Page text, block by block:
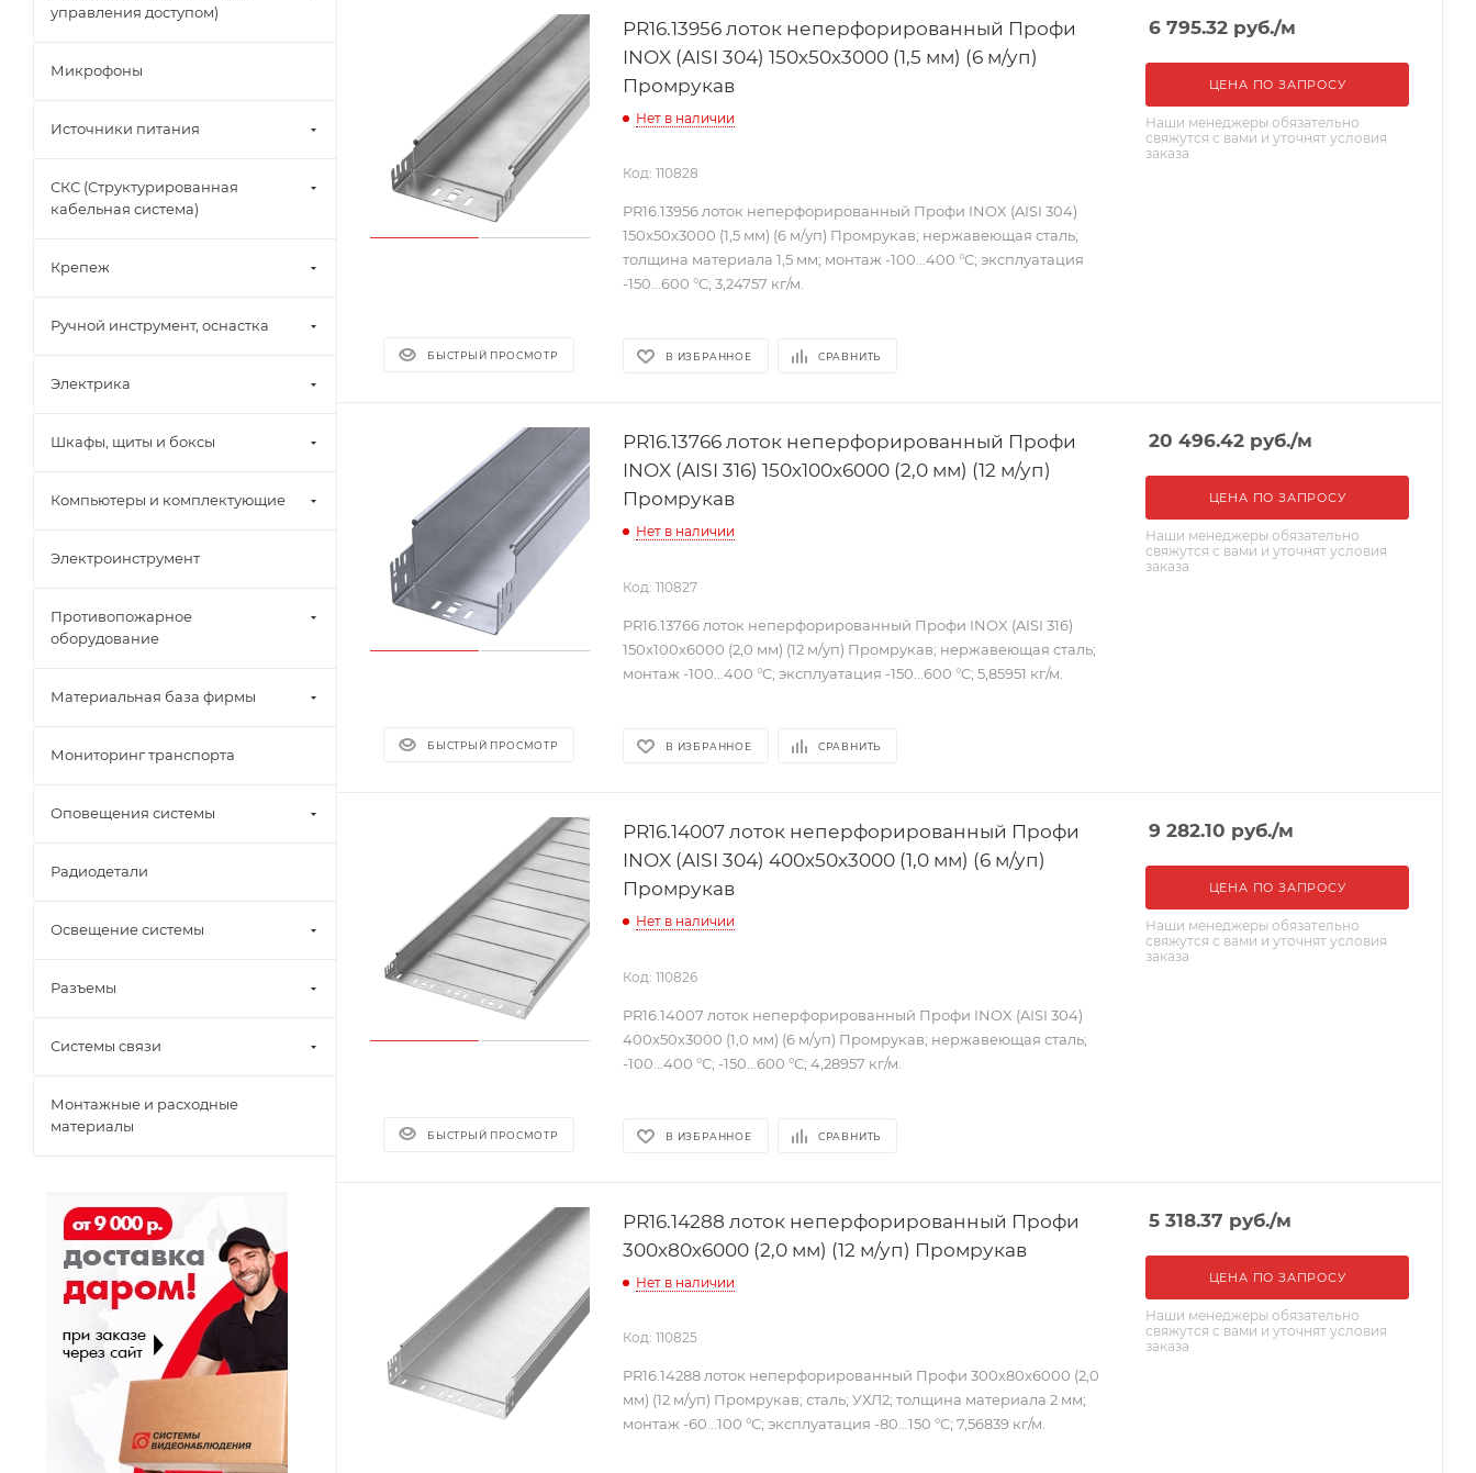
БЫСТРЫЙ ПРОСМОТР
PR16.13956 лоток неперфорированный Профи
INOX (AISI 304) 150х50х3000 (1,5 мм) (6 м/уп)
Промрукав
Нет в наличии
Код: 110828
PR16.13956 лоток неперфорированный Профи INOX (AISI 304)
150х50х3000 (1,5 мм) (6 м/уп) Промрукав; нержавеющая сталь;
толщина материала 1,5 мм; монтаж -100...400 °C; эксплуатация
-150...600 °C; 3,24757 кг/м.
В ИЗБРАННОЕ СРАВНИТЬ
6 795.32 руб./м
ЦЕНА ПО ЗАПРОСУ
Наши менеджеры обязательно
свяжутся с вами и уточнят условия
заказа
БЫСТРЫЙ ПРОСМОТР
PR16.13766 лоток неперфорированный Профи
INOX (AISI 316) 150х100х6000 (2,0 мм) (12 м/уп)
Промрукав
Нет в наличии
Код: 110827
PR16.13766 лоток неперфорированный Профи INOX (AISI 316)
150х100х6000 (2,0 мм) (12 м/уп) Промрукав; нержавеющая сталь;
монтаж -100...400 °C; эксплуатация -150...600 °C; 5,85951 кг/м.
В ИЗБРАННОЕ СРАВНИТЬ
20 496.42 руб./м
ЦЕНА ПО ЗАПРОСУ
Наши менеджеры обязательно
свяжутся с вами и уточнят условия
заказа
БЫСТРЫЙ ПРОСМОТР
PR16.14007 лоток неперфорированный Профи
INOX (AISI 304) 400х50х3000 (1,0 мм) (6 м/уп)
Промрукав
Нет в наличии
Код: 110826
PR16.14007 лоток неперфорированный Профи INOX (AISI 304)
400х50х3000 (1,0 мм) (6 м/уп) Промрукав; нержавеющая сталь;
-100...400 °C; -150...600 °C; 4,28957 кг/м.
В ИЗБРАННОЕ СРАВНИТЬ
9 282.10 руб./м
ЦЕНА ПО ЗАПРОСУ
Наши менеджеры обязательно
свяжутся с вами и уточнят условия
заказа
PR16.14288 лоток неперфорированный Профи
300х80х6000 (2,0 мм) (12 м/уп) Промрукав
Нет в наличии
Код: 110825
PR16.14288 лоток неперфорированный Профи 300х80х6000 (2,0
мм) (12 м/уп) Промрукав; сталь; УХЛ2; толщина материала 2 мм;
монтаж -60...100 °C; эксплуатация -80...150 °C; 7,56839 кг/м.
5 318.37 руб./м
ЦЕНА ПО ЗАПРОСУ
Наши менеджеры обязательно
свяжутся с вами и уточнят условия
заказа
управления доступом)
Микрофоны
Источники питания
СКС (Структурированная
кабельная система)
Крепеж
Ручной инструмент, оснастка
Электрика
Шкафы, щиты и боксы
Компьютеры и комплектующие
Электроинструмент
Противопожарное
оборудование
Материальная база фирмы
Мониторинг транспорта
Оповещения системы
Радиодетали
Освещение системы
Разъемы
Системы связи
Монтажные и расходные
материалы